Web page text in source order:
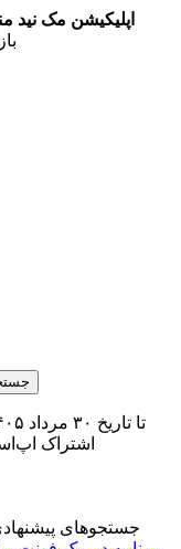
اپلیکیشن مک نید
اشتراک
جستجوهای